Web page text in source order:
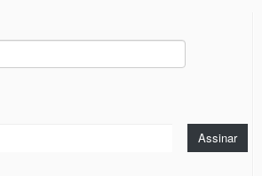
Assinar